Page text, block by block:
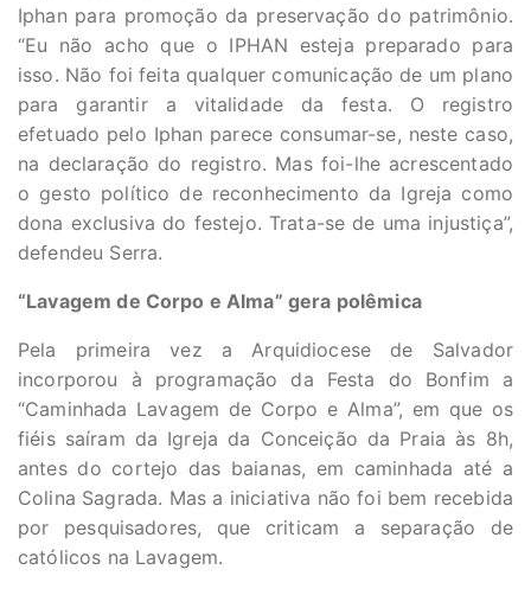
Iphan para promoção da preservação do patrimônio.
“Eu não acho que o IPHAN esteja preparado para
isso. Não foi feita qualquer comunicação de um plano
para garantir a vitalidade da festa. O registro
efetuado pelo Iphan parece consumar-se, neste caso,
na declaração do registro. Mas foi-lhe acrescentado
o gesto político de reconhecimento da Igreja como
dona exclusiva do festejo. Trata-se de uma injustiça”,
defendeu Serra.
“Lavagem de Corpo e Alma” gera polêmica
Pela primeira vez a Arquidiocese de Salvador
incorporou à programação da Festa do Bonfim a
“Caminhada Lavagem de Corpo e Alma”, em que os
fiéis saíram da Igreja da Conceição da Praia às 8h,
antes do cortejo das baianas, em caminhada até a
Colina Sagrada. Mas a iniciativa não foi bem recebida
por pesquisadores, que criticam a separação de
católicos na Lavagem.